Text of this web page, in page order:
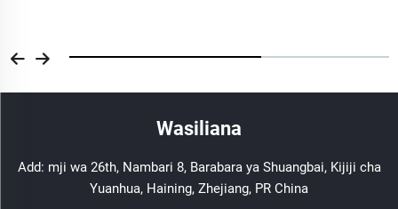
Wasiliana
Add: mji wa 26th, Nambari 8, Barabara ya Shuangbai, Kijiji cha
Yuanhua, Haining, Zhejiang, PR China